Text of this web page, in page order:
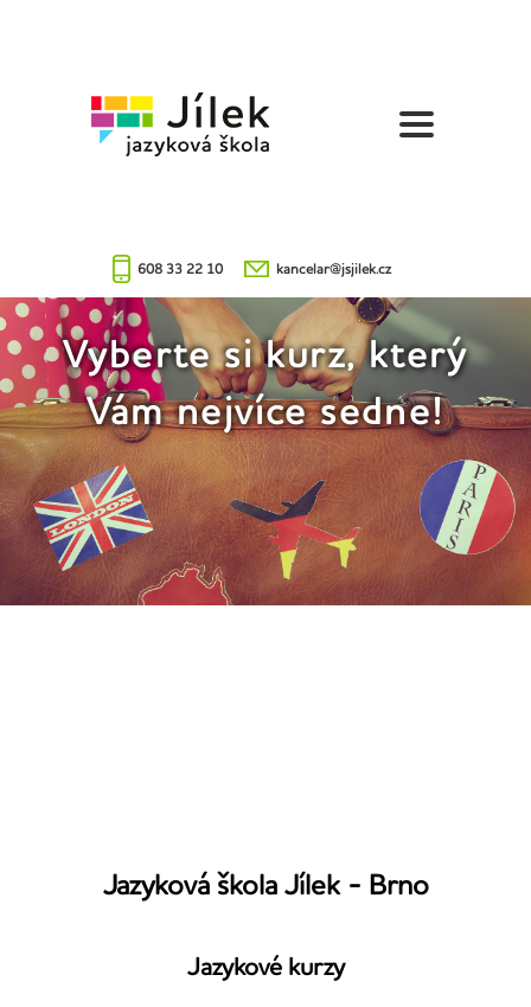
608 33 22 10 kancelar@jsjilek.cz
Vyberte si kurz, který
Vám nejvíce sedne!
Jazyková škola Jílek - Brno
Jazykové kurzy